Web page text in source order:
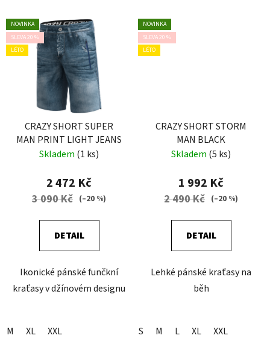
NOVINKA
SLEVA 20 %
LÉTO
CRAZY SHORT SUPER
MAN PRINT LIGHT JEANS
Skladem (1 ks)
2 472 Kč
3 090 Kč (–20 %)
DETAIL
Ikonické pánské funčkní
kraťasy v džínovém designu
M XL XXL
NOVINKA
SLEVA 20 %
LÉTO
CRAZY SHORT STORM
MAN BLACK
Skladem (5 ks)
1 992 Kč
2 490 Kč (–20 %)
DETAIL
Lehké pánské kraťasy na
běh
S M L XL XXL